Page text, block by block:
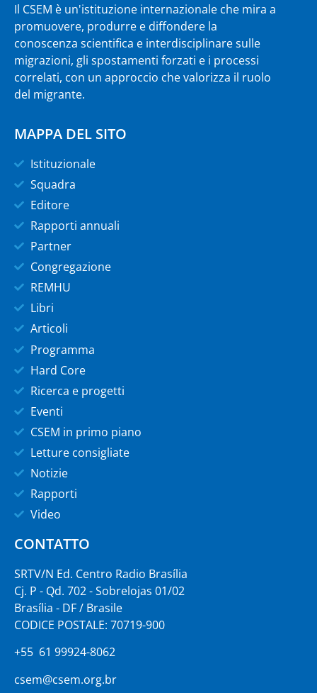
Il CSEM è un'istituzione internazionale che mira a
promuovere, produrre e diffondere la
conoscenza scientifica e interdisciplinare sulle
migrazioni, gli spostamenti forzati e i processi
correlati, con un approccio che valorizza il ruolo
del migrante.
MAPPA DEL SITO
Istituzionale
Squadra
Editore
Rapporti annuali
Partner
Congregazione
REMHU
Libri
Articoli
Programma
Hard Core
Ricerca e progetti
Eventi
CSEM in primo piano
Letture consigliate
Notizie
Rapporti
Video
CONTATTO
SRTV/N Ed. Centro Radio Brasília
Cj. P - Qd. 702 - Sobrelojas 01/02
Brasília - DF / Brasile
CODICE POSTALE: 70719-900
+55 61 99924-8062
csem@csem.org.br